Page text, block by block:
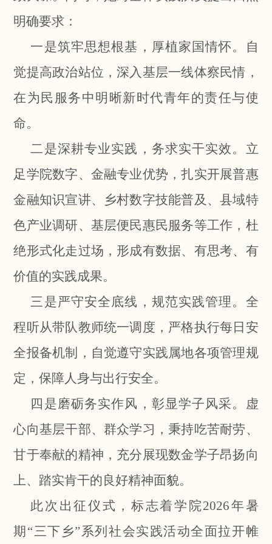
明确要求：
一是筑牢思想根基，厚植家国情怀。自
觉提高政治站位，深入基层一线体察民情，
在为民服务中明晰新时代青年的责任与使
命。
二是深耕专业实践，务求实干实效。立
足学院数字、金融专业优势，扎实开展普惠
金融知识宣讲、乡村数字技能普及、县域特
色产业调研、基层便民惠民服务等工作，杜
绝形式化走过场，形成有数据、有思考、有
价值的实践成果。
三是严守安全底线，规范实践管理。全
程听从带队教师统一调度，严格执行每日安
全报备机制，自觉遵守实践属地各项管理规
定，保障人身与出行安全。
四是磨砺务实作风，彰显学子风采。虚
心向基层干部、群众学习，秉持吃苦耐劳、
甘于奉献的精神，充分展现数金学子昂扬向
上、踏实肯干的良好精神面貌。
此次出征仪式，标志着学院2026年暑
期“三下乡”系列社会实践活动全面拉开帷